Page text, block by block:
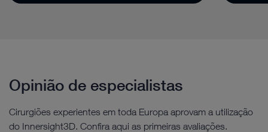
Opinião de especialistas
Cirurgiões experientes em toda Europa aprovam a utilização
do Innersight3D. Confira aqui as primeiras avaliações.